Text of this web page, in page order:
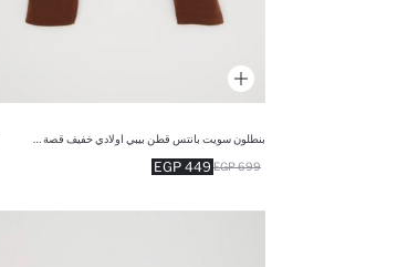
449 EGP 699 EGP